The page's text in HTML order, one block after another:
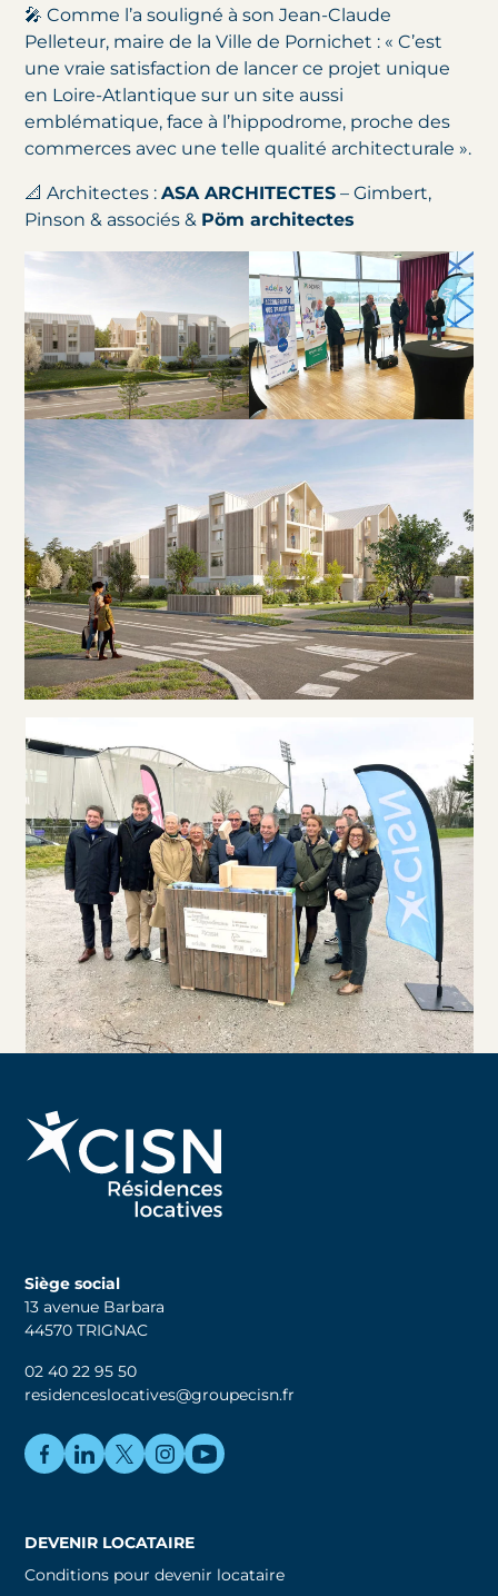
🎤 Comme l’a souligné à son Jean-Claude
Pelleteur, maire de la Ville de Pornichet : « C’est
une vraie satisfaction de lancer ce projet unique
en Loire-Atlantique sur un site aussi
emblématique, face à l’hippodrome, proche des
commerces avec une telle qualité architecturale ».
📐 Architectes :ASA ARCHITECTES – Gimbert,
Pinson & associés & Pöm architectes
Siège social
13 avenue Barbara
44570 TRIGNAC
02 40 22 95 50
residenceslocatives@groupecisn.fr
DEVENIR LOCATAIRE
Conditions pour devenir locataire